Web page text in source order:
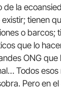
de la
tienen
o barcos;
que lo
ONG que
Todos esos
Pero en